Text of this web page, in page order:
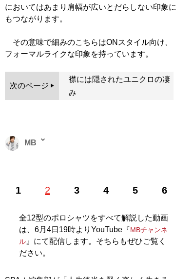
においてはあまり肩幅が広いとだらしない印象に
もつながります。
その意味で細みのこちらはONスタイル向け、
フォーマルライクな印象を持っています。
次のページ
襟には隠されたユニクロの凄
み
1 2 3 4 5 6
MB
か、『
MBの偏愛ブランド図鑑 』『
最速でおしゃれに見
幸服論――人生は服で簡単に変えられる』など関連書
籍が累計200万部を突破。ブログ「 Knower Mag現役メ
ンズバイヤーが伝えるオシャレになる方法」、ユーチュ
ーブ「 MBチャンネル 」も話題に。年間の被服費は1000
万円超！ （Xアカウント:
全12型のポロシャツをすべて解説した動画
は、6月4日19時よりYouTube『MBチャンネ
ル』にて配信します。そちらもぜひご覧く
ださい。